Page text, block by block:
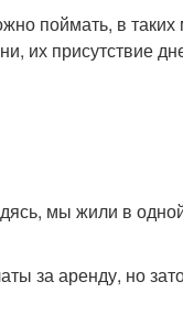
поймать, в таких
их присутствие
мы жили в
за аренду, но